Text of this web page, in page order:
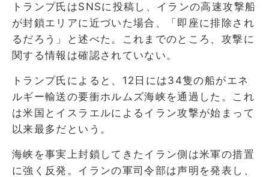
トランプ氏はSNSに投稿し、イランの高速攻撃船
が封鎖エリアに近づいた場合、「即座に排除され
るだろう」と述べた。これまでのところ、攻撃に
関する情報は確認されていない。
トランプ氏によると、12日には34隻の船がエネ
ルギー輸送の要衝ホルムズ海峡を通過した。これ
は米国とイスラエルによるイラン攻撃が始まって
以来最多だという。
海峡を事実上封鎖してきたイラン側は米軍の措置
に強く反発。イランの軍司令部は声明を発表し、